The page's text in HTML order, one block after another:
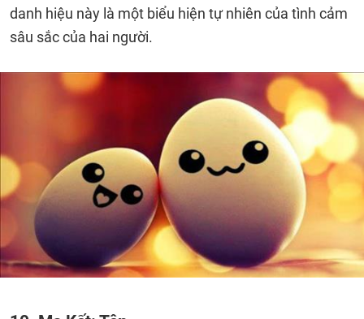
danh hiệu này là một biểu hiện tự nhiên của tình cảm
sâu sắc của hai người.